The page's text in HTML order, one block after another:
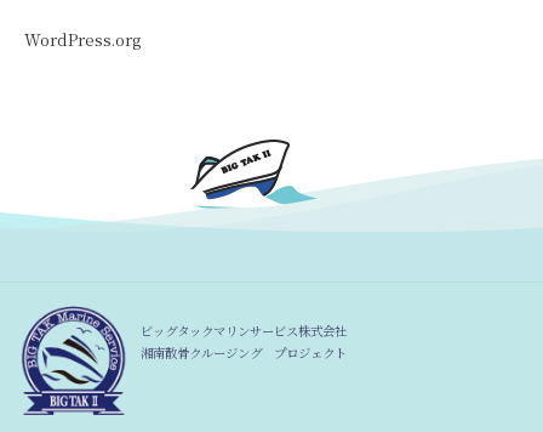
WordPress.org
ビッグタックマリンサービス株式会社
湘南散骨クルージング プロジェクト